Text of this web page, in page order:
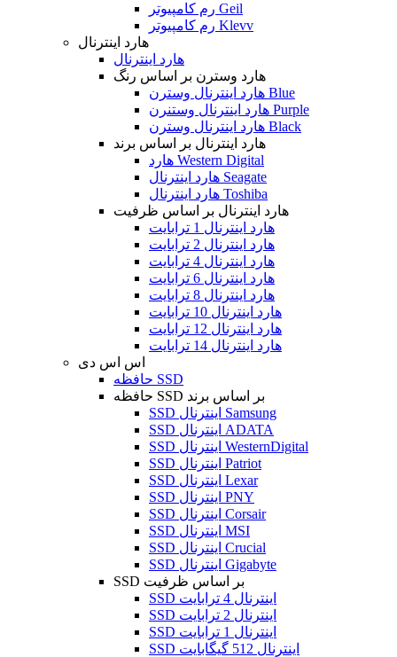
رم کامپیوتر Geil
رم کامپیوتر Klevv
هارد اینترنال
هارد اینترنال
هارد وسترن بر اساس رنگ
هارد اینترنال وسترن Blue
هارد اینترنال وستنرن Purple
هارد اینترنال وسترن Black
هارد اینترنال بر اساس برند
هارد Western Digital
هارد اینترنال Seagate
هارد اینترنال Toshiba
هارد اینترنال بر اساس ظرفیت
هارد اینترنال 1 ترابایت
هارد اینترنال 2 ترابایت
هارد اینترنال 4 ترابایت
هارد اینترنال 6 ترابایت
هارد اینترنال 8 ترابایت
هارد اینترنال 10 ترابایت
هارد اینترنال 12 ترابایت
هارد اینترنال 14 ترابایت
اس اس دی
حافظه SSD
حافظه SSD بر اساس برند
SSD اینترنال Samsung
SSD اینترنال ADATA
SSD اینترنال WesternDigital
SSD اینترنال Patriot
SSD اینترنال Lexar
SSD اینترنال PNY
SSD اینترنال Corsair
SSD اینترنال MSI
SSD اینترنال Crucial
SSD اینترنال Gigabyte
SSD بر اساس ظرفیت
SSD اینترنال 4 ترابایت
SSD اینترنال 2 ترابایت
SSD اینترنال 1 ترابایت
SSD اینترنال 512 گیگابایت